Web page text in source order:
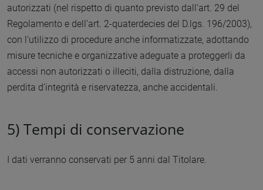
autorizzati (nel rispetto di quanto previsto dall’art. 29 del
Regolamento e dell’art. 2-quaterdecies del D.lgs. 196/2003),
con l'utilizzo di procedure anche informatizzate, adottando
misure tecniche e organizzative adeguate a proteggerli da
accessi non autorizzati o illeciti, dalla distruzione, dalla
perdita d’integrità e riservatezza, anche accidentali.
5) Tempi di conservazione
I dati verranno conservati per 5 anni dal Titolare.